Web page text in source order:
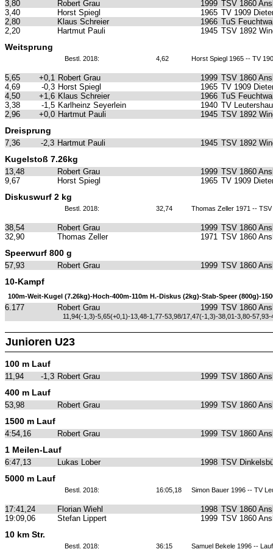
3,80 Robert Grau 1999 TSV 1860
3,40
Horst Spiegl 1965 TV 1909
2,80
Klaus Schreier 1966 TuS
2,20
Hartmut Pauli 1945 TSV 1892
Weitsprung
Bestl. 2018: 4,62 Horst Spiegl 1965 -- TV
5,65 +0,1 Robert Grau 1999 TSV 1860
4,69
-0,3 Horst Spiegl 1965 TV 1909
4,50
+1,6 Klaus Schreier 1966 TuS
3,38
-1,5 Karlheinz Seyerlein 1940 TV
2,96
+0,0 Hartmut Pauli 1945 TSV 1892
Dreisprung
7,36 -2,3 Hartmut Pauli 1945 TSV 1892
Kugelstoß 7.26kg
13,48 Robert Grau 1999 TSV 1860
9,67
Horst Spiegl 1965 TV 1909
Diskuswurf 2 kg
Bestl. 2018: 32,74 Thomas Zeller 1971 --
38,54 Robert Grau 1999 TSV 1860
32,90
Thomas Zeller 1971 TSV 1860
Speerwurf 800 g
57,93 Robert Grau 1999 TSV 1860
10-Kampf
100m-Weit-Kugel (7.26kg)-Hoch-400m-110m H.-Diskus (2kg)-Stab-Speer (800g)-
6.177 Robert Grau 1999 TSV 1860
11,94(-1,3)-5,65(+0,1)-13,48-1,77-53,98/17,47(-1,3)-38,01-3,80-57,93-
Junioren U23
100 m Lauf
11,94 -1,3 Robert Grau 1999 TSV 1860
400 m Lauf
53,98 Robert Grau 1999 TSV 1860
1500 m Lauf
4:54,16 Robert Grau 1999 TSV 1860
1 Meilen-Lauf
6:47,13 Lukas Lober 1998 TSV
5000 m Lauf
Bestl. 2018: 16:05,18 Simon Bauer 1996 -- TV
17:41,24 Florian Wiehl 1998 TSV 1860
19:09,06
Stefan Lippert 1999 TSV 1860
10 km Str.
Bestl. 2018: 36:15 Samuel Bekele 1996 --